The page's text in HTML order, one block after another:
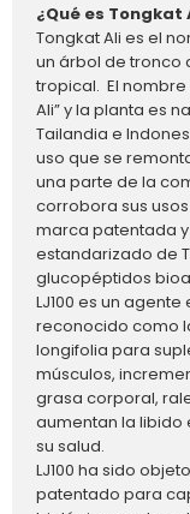
¿Qué es Tongkat
Tongkat Ali es el
un árbol de
tropical. El nombre
Ali” y la planta es
Tailandia e
uso que se
una parte de la
corrobora sus
marca patentada y
estandarizado de
glucopéptidos
LJ100 es un
reconocido como
longifolia para
músculos,
grasa corporal,
aumentan la
su salud.
LJ100 ha sido
patentado para